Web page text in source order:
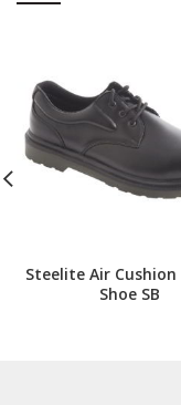
Steelite Air
Shoe SB